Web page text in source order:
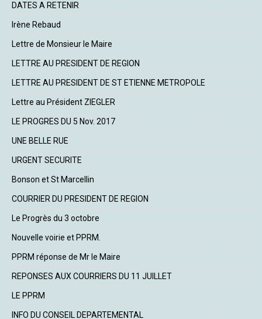
DATES A RETENIR
Irène Rebaud
Lettre de Monsieur le Maire
LETTRE AU PRESIDENT DE REGION
LETTRE AU PRESIDENT DE ST ETIENNE METROPOLE
Lettre au Président ZIEGLER
LE PROGRES DU 5 Nov. 2017
UNE BELLE RUE
URGENT SECURITE
Bonson et St Marcellin
COURRIER DU PRESIDENT DE REGION
Le Progrès du 3 octobre
Nouvelle voirie et PPRM.
PPRM réponse de Mr le Maire
REPONSES AUX COURRIERS DU 11 JUILLET
LE PPRM
INFO DU CONSEIL DEPARTEMENTAL